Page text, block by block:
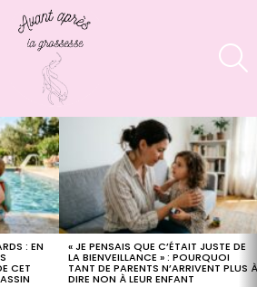
: EN
CET
« JE PENSAIS QUE C’ÉTAIT JUSTE DE
LA BIENVEILLANCE » : POURQUOI
TANT DE PARENTS N’ARRIVENT PLUS
DIRE NON À LEUR ENFANT